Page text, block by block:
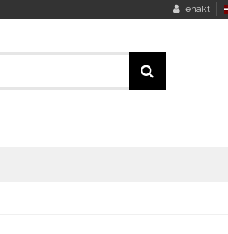
Ienākt